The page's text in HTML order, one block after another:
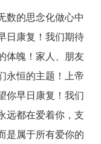
数的思念化做心中
日康复！我们期待
体魄！家人、朋友
永恒的主题！上帝
你早日康复！我们
远都在爱着你，支
是属于所有爱你的